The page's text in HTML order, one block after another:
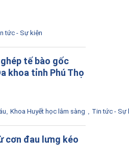
tức - Sự kiện
tế bào gốc
khoa tỉnh Phú Thọ
, Khoa Huyết học lâm sàng , Tin tức - Sự
cơn đau lưng kéo